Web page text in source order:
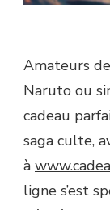
Amateurs
Naruto ou
cadeau
saga culte,
à
ligne s’est